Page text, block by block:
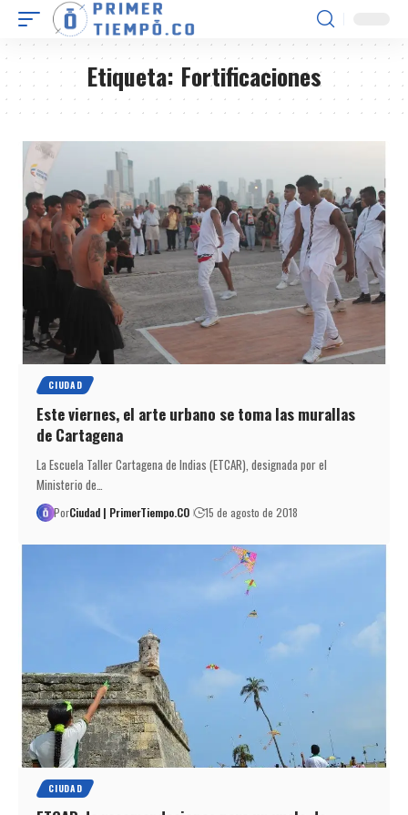
Etiqueta: Fortificaciones
CIUDAD
Este viernes, el arte urbano se toma las murallas
de Cartagena
La Escuela Taller Cartagena de Indias (ETCAR), designada por el
Ministerio de…
PorCiudad | PrimerTiempo.CO 15 de agosto de 2018
CIUDAD